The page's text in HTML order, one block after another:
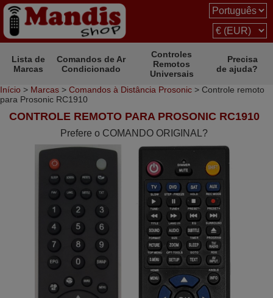
Lista de
Marcas
Comandos de Ar
Condicionado
Controles
Remotos
Universais
Precisa
de ajuda?
Início > Marcas > Comandos à Distância Prosonic > Controle remoto
para Prosonic RC1910
CONTROLE REMOTO PARA PROSONIC RC1910
Prefere o COMANDO ORIGINAL?